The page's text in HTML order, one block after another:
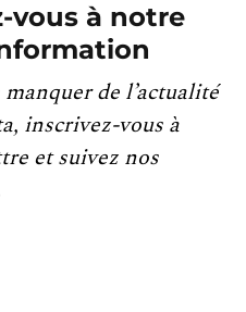
vous à notre
de l’actualité
inscrivez-vous à
et suivez nos